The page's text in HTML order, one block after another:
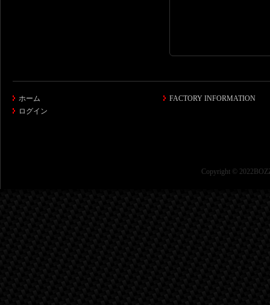
ホーム
ログイン
FACTORY INFORMATION
Copyright ©